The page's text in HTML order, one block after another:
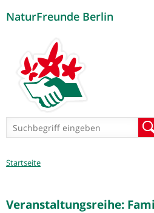
NaturFreunde Berlin
Suchformular
Sie
Startseite
Veranstaltungsreihe: